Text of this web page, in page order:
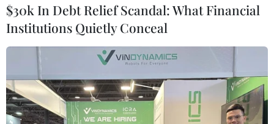
Tháo 'điểm nghẽn' để ngành game tại Việt
Nam phát triển
31/12/2022 03:00
Được đánh giá là có nhiều tiềm năng nhưng thị trường
$30k In Debt Relief Scandal: What Financial
Institutions Quietly Conceal